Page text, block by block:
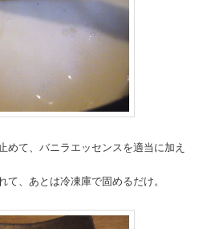
めて、バニラエッセンスを適当に加え
、あとは冷凍庫で固めるだけ。